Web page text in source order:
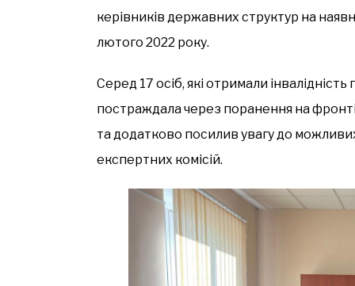
керівників державних структур на
лютого 2022 року.
Серед 17 осіб, які отримали
постраждала через поранення на
та додатково посилив увагу до
експертних комісій.